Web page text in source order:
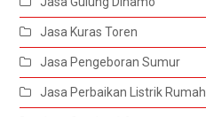
Jasa Kuras Toren
Jasa Pengeboran Sumur
Jasa Perbaikan Listrik Rumah